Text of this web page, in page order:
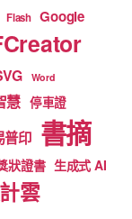
Flash Google
Word
慧 停車證
普印 書摘
狀證書 生成式 AI
雲